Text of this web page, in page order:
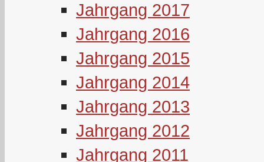
Jahrgang 2017
Jahrgang 2016
Jahrgang 2015
Jahrgang 2014
Jahrgang 2013
Jahrgang 2012
Jahrgang 2011